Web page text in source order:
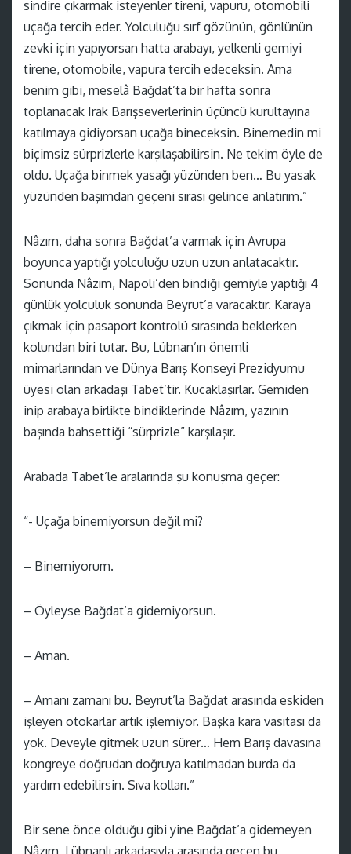
sindire çıkarmak isteyenler tireni, vapuru, otomobili
uçağa tercih eder. Yolculuğu sırf gözünün, gönlünün
zevki için yapıyorsan hatta arabayı, yelkenli gemiyi
tirene, otomobile, vapura tercih edeceksin. Ama
benim gibi, meselâ Bağdat’ta bir hafta sonra
toplanacak Irak Barışseverlerinin üçüncü kurultayına
katılmaya gidiyorsan uçağa bineceksin. Binemedin mi
biçimsiz sürprizlerle karşılaşabilirsin. Ne tekim öyle de
oldu. Uçağa binmek yasağı yüzünden ben… Bu yasak
yüzünden başımdan geçeni sırası gelince anlatırım.”
Nâzım, daha sonra Bağdat’a varmak için Avrupa
boyunca yaptığı yolculuğu uzun uzun anlatacaktır.
Sonunda Nâzım, Napoli’den bindiği gemiyle yaptığı 4
günlük yolculuk sonunda Beyrut’a varacaktır. Karaya
çıkmak için pasaport kontrolü sırasında beklerken
kolundan biri tutar. Bu, Lübnan’ın önemli
mimarlarından ve Dünya Barış Konseyi Prezidyumu
üyesi olan arkadaşı Tabet’tir. Kucaklaşırlar. Gemiden
inip arabaya birlikte bindiklerinde Nâzım, yazının
başında bahsettiği “sürprizle” karşılaşır.
Arabada Tabet’le aralarında şu konuşma geçer:
“- Uçağa binemiyorsun değil mi?
– Binemiyorum.
– Öyleyse Bağdat’a gidemiyorsun.
– Aman.
– Amanı zamanı bu. Beyrut’la Bağdat arasında eskiden
işleyen otokarlar artık işlemiyor. Başka kara vasıtası da
yok. Deveyle gitmek uzun sürer… Hem Barış davasına
kongreye doğrudan doğruya katılmadan burda da
yardım edebilirsin. Sıva kolları.”
Bir sene önce olduğu gibi yine Bağdat’a gidemeyen